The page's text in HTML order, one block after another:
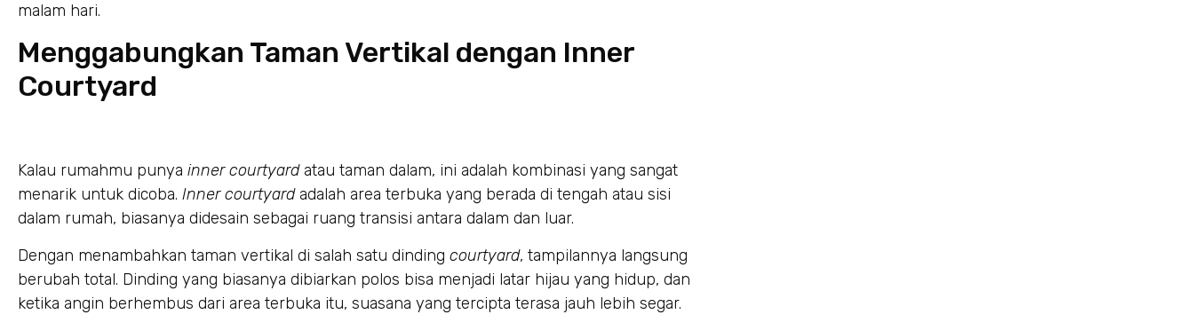
malam hari.
Menggabungkan Taman Vertikal dengan Inner
Courtyard
Kalau rumahmu punya inner courtyardatau taman dalam, ini adalah kombinasi yang sangat
menarik untuk dicoba. Inner courtyardadalah area terbuka yang berada di tengah atau sisi
dalam rumah, biasanya didesain sebagai ruang transisi antara dalam dan luar.
Dengan menambahkan taman vertikal di salah satu dinding courtyard, tampilannya langsung
berubah total. Dinding yang biasanya dibiarkan polos bisa menjadi latar hijau yang hidup, dan
ketika angin berhembus dari area terbuka itu, suasana yang tercipta terasa jauh lebih segar.